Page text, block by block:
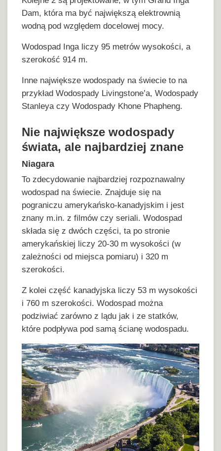
Dam, która ma być największą elektrownią
wodną pod względem docelowej mocy.
Wodospad Inga liczy 95 metrów wysokości, a
szerokość 914 m.
Inne największe wodospady na świecie to na
przykład Wodospady Livingstone’a, Wodospady
Stanleya czy Wodospady Khone Phapheng.
Nie największe wodospady
świata, ale najbardziej znane
Niagara
To zdecydowanie najbardziej rozpoznawalny
wodospad na świecie. Znajduje się na
pograniczu amerykańsko-kanadyjskim i jest
znany m.in. z filmów czy seriali. Wodospad
składa się z dwóch części, ta po stronie
amerykańskiej liczy 20-30 m wysokości (w
zależności od miejsca pomiaru) i 320 m
szerokości.
Z kolei część kanadyjska liczy 53 m wysokości
i 760 m szerokości. Wodospad można
podziwiać zarówno z lądu jak i ze statków,
które podpływa pod samą ścianę wodospadu.